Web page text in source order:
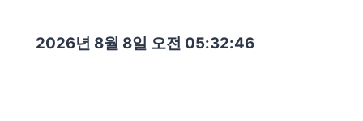
2026년 8월 8일 오전 05:32:47